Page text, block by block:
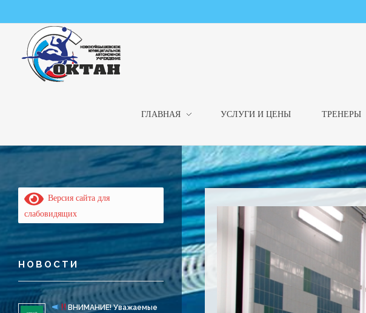
ГЛАВНАЯ УСЛУГИ И ЦЕНЫ ТРЕНЕРЫ
Версия сайта для
слабовидящих
НОВОСТИ
ВНИМАНИЕ! Уважаемые